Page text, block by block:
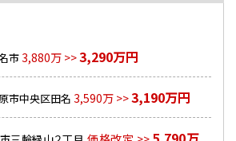
市3,880万 >>3,290万円
市中央区田名 3,590万 >>3,190万円